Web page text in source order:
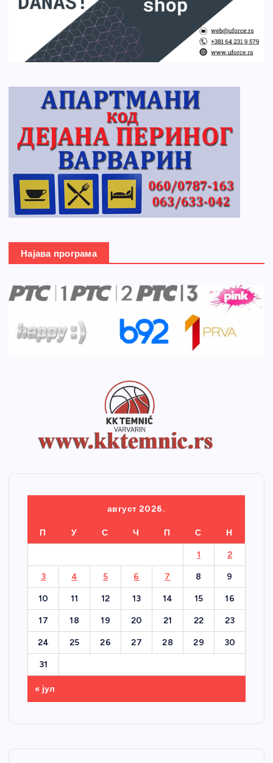
Најава програма
август 2026.
П У С Ч П С Н
1 2
3 4 5 6 7 8 9
10 11 12 13 14 15 16
17 18 19 20 21 22 23
24 25 26 27 28 29 30
31
« јул